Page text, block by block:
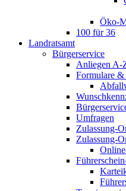
Öko-
100 für 36
Landratsamt
Bürgerservice
Anliegen A-
Formulare &
Umfragen
Zulassung-
Zulassung-